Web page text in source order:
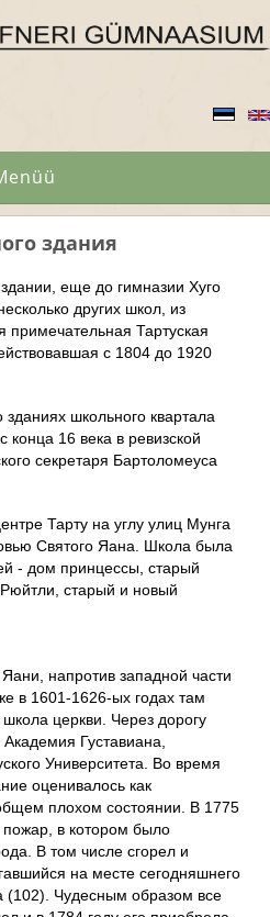
здания
еще до гимназии Хуго
других школ, из
примечательная Тартуская
с 1804 до 1920
зданиях школьного квартала
конца 16 века в ревизской
секретаря Бартоломеуса
Тарту на углу улиц Мунга
Святого Яана. Школа была
- дом принцессы, старый
Рюйтли, старый и новый
напротив западной части
в 1601-1626-ых годах там
церкви. Через дорогу
Густавиана,
Университета. Во время
оценивалось как
плохом состоянии. В 1775
в котором было
В том числе сгорел и
на месте сегодняшнего
(102). Чудесным образом все